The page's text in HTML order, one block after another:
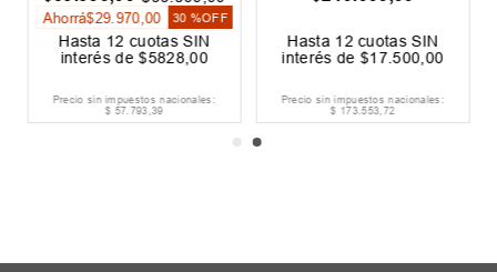
Ahorrá$29 .970 ,00 30 %OFF
Hasta 12 cuotas SIN
interés de$5828,00
Precio sin impuestos nacionales:
$ 57.793,39
Hasta 12 cuotas SIN
interés de$17.500,00
Precio sin impuestos nacionales:
$ 173.553,72